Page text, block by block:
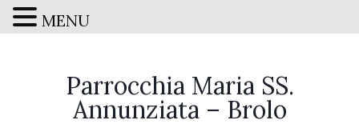
Parrocchia Maria SS.
Annunziata – Brolo
MENU